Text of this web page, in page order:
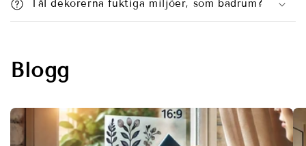
Tål dekorerna fuktiga miljöer, som badrum?
Blogg